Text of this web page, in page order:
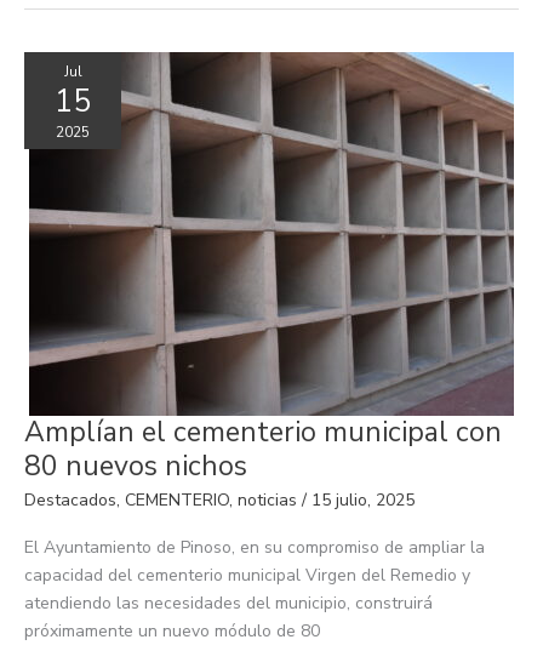
Jul
15
2025
Amplían el cementerio municipal con
80 nuevos nichos
Destacados, CEMENTERIO, noticias / 15 julio, 2025
El Ayuntamiento de Pinoso, en su compromiso de ampliar la
capacidad del cementerio municipal Virgen del Remedio y
atendiendo las necesidades del municipio, construirá
próximamente un nuevo módulo de 80
Amplían
el
cementerio
municipal
con
80
nichos